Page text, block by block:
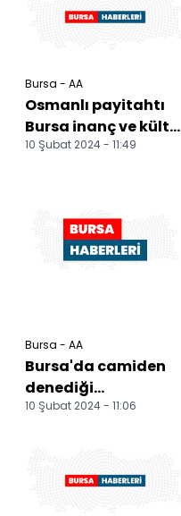
Bursa - AA
Osmanlı payitahtı
Bursa inanç ve kültür
turizminde 2,5
10 Şubat 2024 - 11:49
Bursa - AA
Bursa'da camiden
denediği
ayakkabılar ile
10 Şubat 2024 - 11:06